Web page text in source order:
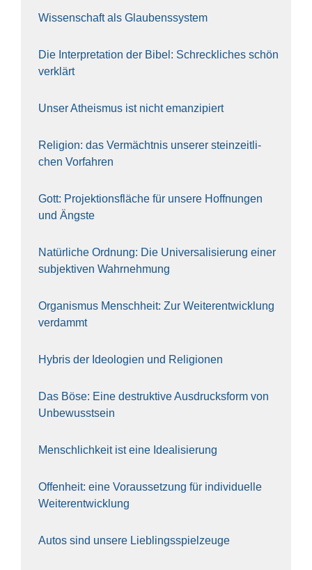
Wis­sen­schaft als Glau­bens­sys­tem
Die Inter­pre­ta­ti­on der Bibel: Schreck­li­ches schön
ver­klärt
Unser Athe­is­mus ist nicht eman­zi­piert
Reli­gi­on: das Ver­mächt­nis unse­rer stein­zeit­li­
chen Vor­fah­ren
Gott: Pro­jek­ti­ons­flä­che für unse­re Hoff­nun­gen
und Ängs­te
Natür­li­che Ord­nung: Die Uni­ver­sa­li­sie­rung einer
sub­jek­ti­ven Wahr­neh­mung
Orga­nis­mus Mensch­heit: Zur Wei­ter­ent­wick­lung
ver­dammt
Hybris der Ideo­lo­gien und Reli­gio­nen
Das Böse: Eine destruk­ti­ve Aus­drucks­form von
Unbe­wusst­sein
Mensch­lich­keit ist eine Idea­li­sie­rung
Offen­heit: eine Vor­aus­set­zung für indi­vi­du­el­le
Wei­ter­ent­wick­lung
Autos sind unse­re Lieb­lings­spiel­zeu­ge